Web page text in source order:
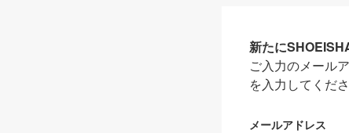
新たに
ご入力のメール
を入力してくださ
メールアドレス